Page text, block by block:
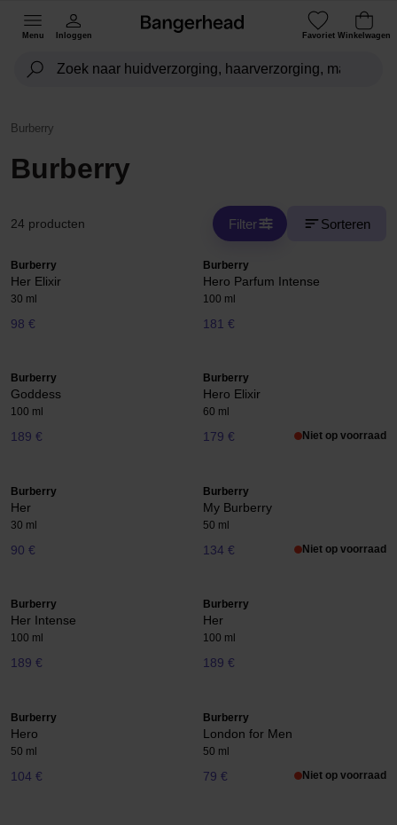
Menu Inloggen Favoriet Winkelwagen
Burberry
Burberry
24 producten Filter Sorteren
Burberry
Her Elixir
30 ml
98 €
Burberry
Hero Parfum Intense
100 ml
181 €
Burberry
Goddess
100 ml
189 €
Burberry
Hero Elixir
60 ml
179 € Niet op voorraad
Burberry
Her
30 ml
90 €
Burberry
My Burberry
50 ml
134 € Niet op voorraad
Burberry
Her Intense
100 ml
189 €
Burberry
Her
100 ml
189 €
Burberry
Hero
50 ml
104 €
Burberry
London for Men
50 ml
79 € Niet op voorraad